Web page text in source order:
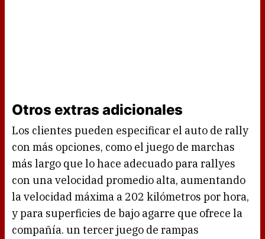
Otros extras adicionales
Los clientes pueden especificar el auto de rally
con más opciones, como el juego de marchas
más largo que lo hace adecuado para rallyes
con una velocidad promedio alta, aumentando
la velocidad máxima a 202 kilómetros por hora,
y para superficies de bajo agarre que ofrece la
compañía. un tercer juego de rampas